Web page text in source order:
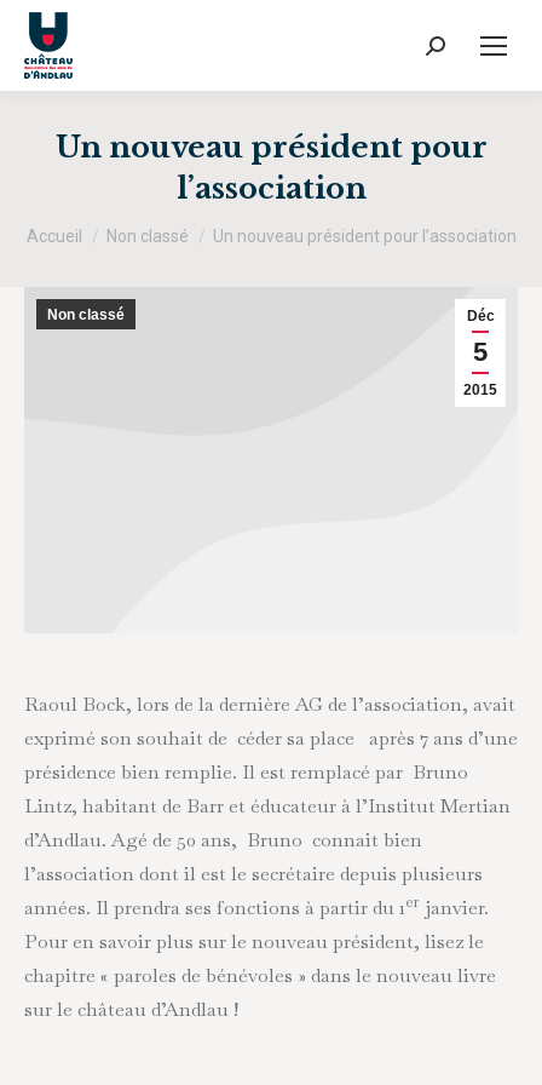
Recherche
:
Un nouveau président pour
l’association
Vous êtes ici :
Accueil Non classé Un nouveau président pour l’association
Déc
5
2015
Non classé
Raoul Bock, lors de la dernière AG de l’association, avait
exprimé son souhait de céder sa place après 7 ans d’une
présidence bien remplie. Il est remplacé par Bruno
Lintz, habitant de Barr et éducateur à l’Institut Mertian
d’Andlau. Agé de 50 ans, Bruno connait bien
l’association dont il est le secrétaire depuis plusieurs
années. Il prendra ses fonctions à partir du 1er janvier.
Pour en savoir plus sur le nouveau président, lisez le
chapitre « paroles de bénévoles » dans le nouveau livre
sur le château d’Andlau !